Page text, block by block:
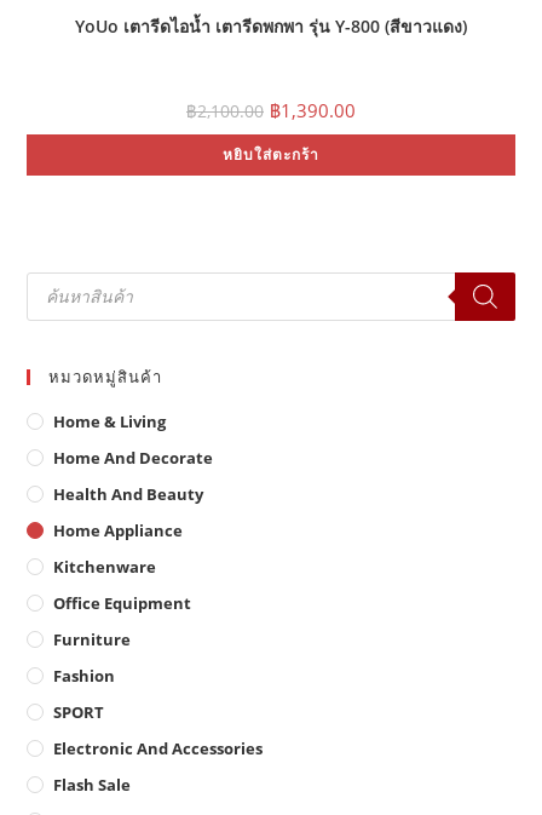
YoUo เตารีดไอน้ำ เตารีดพกพา รุ่น Y-800 (สีขาวแดง)
฿2,100.00 Original
price
was:
฿2,100.00.
฿1,390.00
is:
หยิบใส่ตะกร้า
Products
search
หมวดหมู่สินค้า
Home & Living
Home And Decorate
Health And Beauty
Home Appliance
Kitchenware
Office Equipment
Furniture
Fashion
SPORT
Electronic And Accessories
Flash Sale